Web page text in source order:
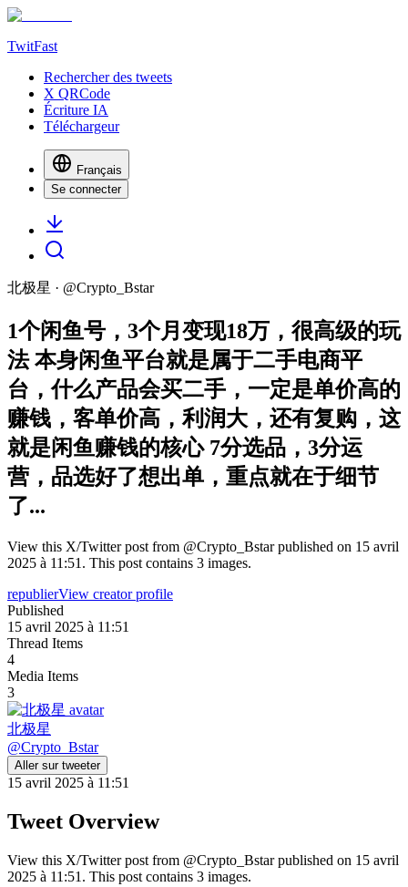
TwitFast
Rechercher des tweets
X QRCode
Écriture IA
Téléchargeur
Français
Se connecter
北极星 · @Crypto_Bstar
1个闲鱼号，3个月变现18万，很高级的玩
法 本身闲鱼平台就是属于二手电商平
台，什么产品会买二手，一定是单价高的
赚钱，客单价高，利润大，还有复购，这
就是闲鱼赚钱的核心 7分选品，3分运
营，品选好了想出单，重点就在于细节
了...
View this X/Twitter post from @Crypto_Bstar published on 15 avril
2025 à 11:51. This post contains 3 images.
republierView creator profile
Published
15 avril 2025 à 11:51
Thread Items
4
Media Items
3
北极星
@Crypto_Bstar
Aller sur tweeter
15 avril 2025 à 11:51
Tweet Overview
View this X/Twitter post from @Crypto_Bstar published on 15 avril
2025 à 11:51. This post contains 3 images.